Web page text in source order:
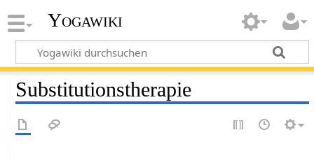
Yogawiki
Substitutionstherapie